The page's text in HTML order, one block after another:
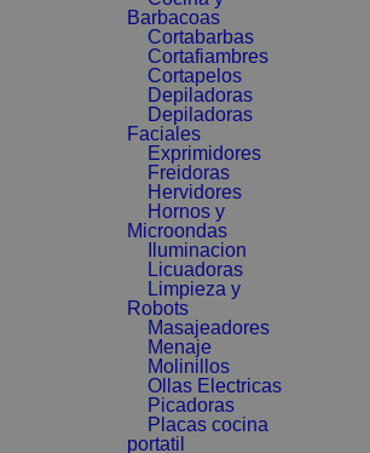
Barbacoas
Cortabarbas
Cortafiambres
Cortapelos
Depiladoras
Depiladoras
Faciales
Exprimidores
Freidoras
Hervidores
Hornos y
Microondas
Iluminacion
Licuadoras
Limpieza y
Robots
Masajeadores
Menaje
Molinillos
Ollas Electricas
Picadoras
Placas cocina
portatil